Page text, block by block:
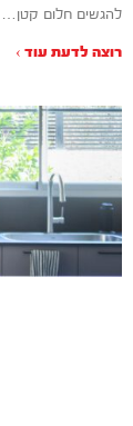
להגשים חלום קטן…
רוצה לדעת עוד ›